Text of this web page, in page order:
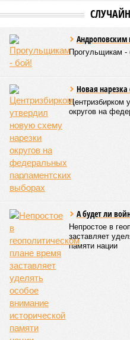
Андроповским
Прогульщикам -
Новая нарезка
Центризбирком
округов на
А будет ли
Непростое в
заставляет
памяти нации